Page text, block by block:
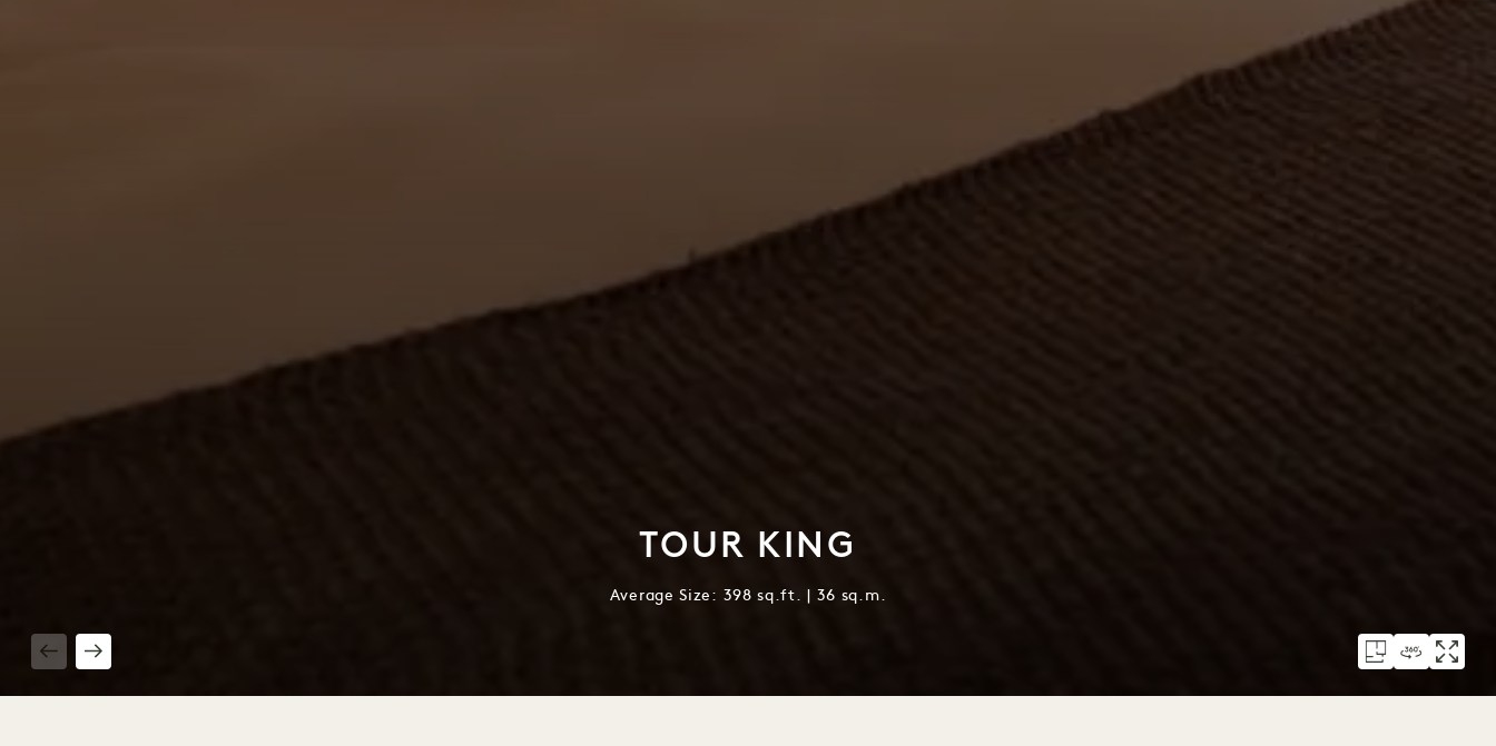
TOUR KING
Average Size: 398 sq.ft. | 36 sq.m.